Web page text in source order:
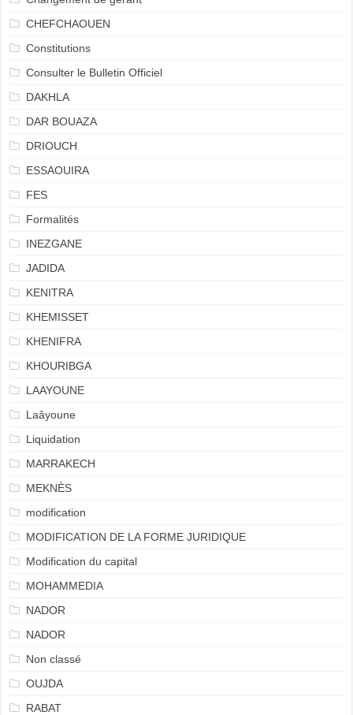
CHEFCHAOUEN
Constitutions
Consulter le Bulletin Officiel
DAKHLA
DAR BOUAZA
DRIOUCH
ESSAOUIRA
FES
Formalités
INEZGANE
JADIDA
KENITRA
KHEMISSET
KHENIFRA
KHOURIBGA
LAAYOUNE
Laâyoune
Liquidation
MARRAKECH
MEKNÈS
modification
MODIFICATION DE LA FORME JURIDIQUE
Modification du capital
MOHAMMEDIA
NADOR
NADOR
Non classé
OUJDA
RABAT